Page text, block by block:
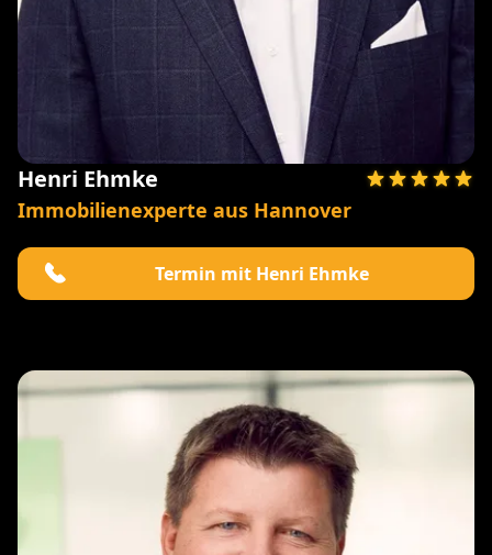
Henri Ehmke
Immobilienexperte aus Hannover
Termin mit Henri Ehmke